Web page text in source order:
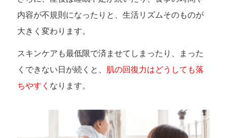
内容が不規則になったりと、生活リズムそのものが
大きく変わります。
スキンケアも最低限で済ませてしまったり、まった
くできない日が続くと、 肌の回復力はどうしても落
ちやすく なります。